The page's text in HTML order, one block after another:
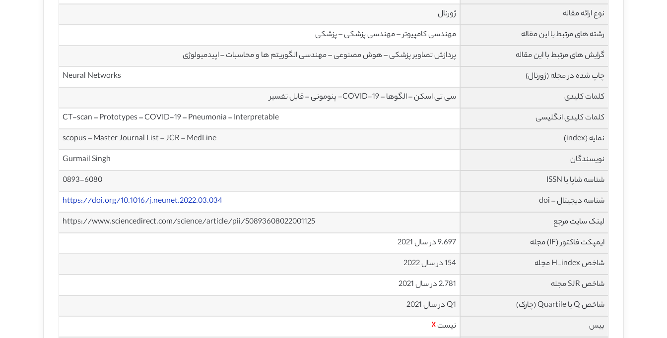
نوع ارائه مقاله
ژورنال
رشته های مرتبط با این مقاله
مهندسی کامپیوتر – مهندسی پزشکی – پزشکی
گرایش های مرتبط با این مقاله
پردازش تصاویر پزشکی – هوش مصنوعی – مهندسی الگوریتم ها و محاسبات – اپیدمیولوژی
چاپ شده در مجله (ژورنال)
Neural Networks
کلمات کلیدی
سی تی اسکن – الگوها – COVID-19- پنومونی – قابل تفسیر
کلمات کلیدی انگلیسی
CT-scan – Prototypes – COVID-19 – Pneumonia – Interpretable
نمایه (index)
scopus – Master Journal List – JCR – MedLine
نویسندگان
Gurmail Singh
شناسه شاپا یا ISSN
0893-6080
شناسه دیجیتال – doi
https://doi.org/10.1016/j.neunet.2022.03.034
لینک سایت مرجع
https://www.sciencedirect.com/science/article/pii/S0893608022001125
ایمپکت فاکتور (IF) مجله
9.697 در سال 2021
شاخص H_index مجله
154 در سال 2022
شاخص SJR مجله
2.781 در سال 2021
شاخص Q یا Quartile (چارک)
Q1 در سال 2021
بیس
نیست☓